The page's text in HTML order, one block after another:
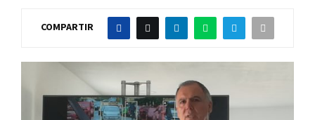
COMPARTIR